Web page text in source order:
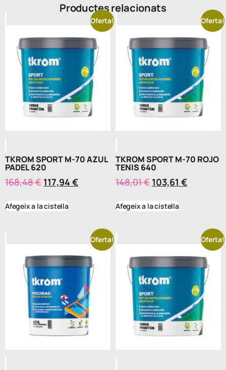
Productes relacionats
Oferta!
TKROM SPORT M-70 AZUL
PADEL 620
168,48€ 117,94 €
Afegeix a la cistella
Oferta!
TKROM SPORT M-70 ROJO
TENIS 640
148,01€ 103,61 €
Afegeix a la cistella
Oferta! Oferta!